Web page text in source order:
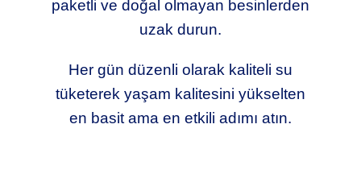
paketli ve doğal olmayan besinlerden
uzak durun.
Her gün düzenli olarak kaliteli su
tüketerek yaşam kalitesini yükselten
en basit ama en etkili adımı atın.